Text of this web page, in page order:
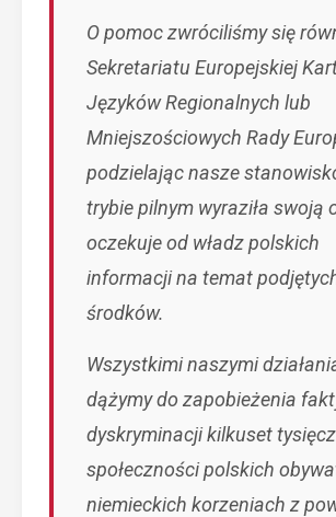
O pomoc zwróciliśmy się
Sekretariatu Europejskiej
Języków Regionalnych lub
Mniejszościowych Rady
podzielając nasze
trybie pilnym wyraziła swoją
oczekuje od władz polskich
informacji na temat
środków.
Wszystkimi naszymi
dążymy do zapobieżenia
dyskryminacji kilkuset
społeczności polskich
niemieckich korzeniach z